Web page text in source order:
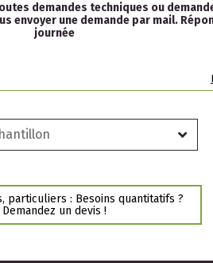
demandes techniques ou
envoyer une demande par mail.
journée
particuliers : Besoins quantitatifs ?
Demandez un devis !